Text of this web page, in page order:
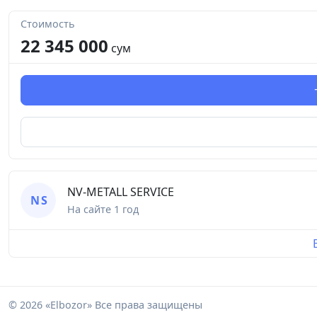
Стоимость
22 345 000 сум
N S
NV-METALL SERVICE
На сайте 1 год
© 2026 «Elbozor» Все права защищены